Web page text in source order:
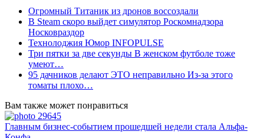
Огромный Титаник из дронов воссоздали
В Steam скоро выйдет симулятор Роскомнадзора
Носковраздор
Технолоджия Юмор INFOPULSE
Три пятки за две секунды В женском футболе тоже
умеют…
95 дачников делают ЭТО неправильно Из-за этого
томаты плохо…
Вам также может понравиться
Главным бизнес-событием прошедшей недели стала Альфа-